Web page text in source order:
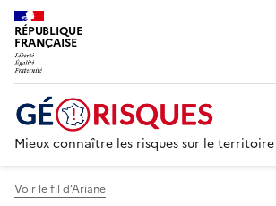
RÉPUBLIQUE
FRANÇAISE
Mieux connaître les risques sur le territoire
Voir le fil d’Ariane